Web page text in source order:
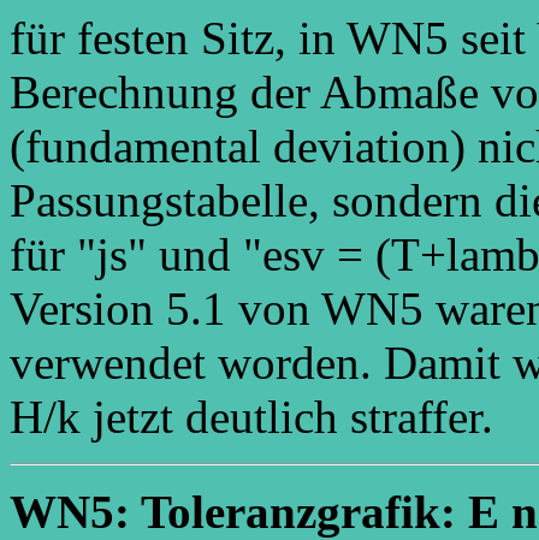
für festen Sitz, in WN5
Berechnung der Abmaße
(fundamental deviation)
Passungstabelle, sondern
für "js" und "esv =
Version 5.1 von WN5
verwendet worden. Damit
H/k jetzt deutlich straffer.
WN5: Toleranzgrafik: E